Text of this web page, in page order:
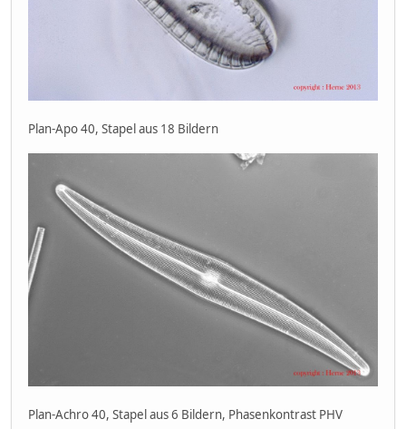
Plan-Apo 40, Stapel aus 18 Bildern
Plan-Achro 40, Stapel aus 6 Bildern, Phasenkontrast PHV